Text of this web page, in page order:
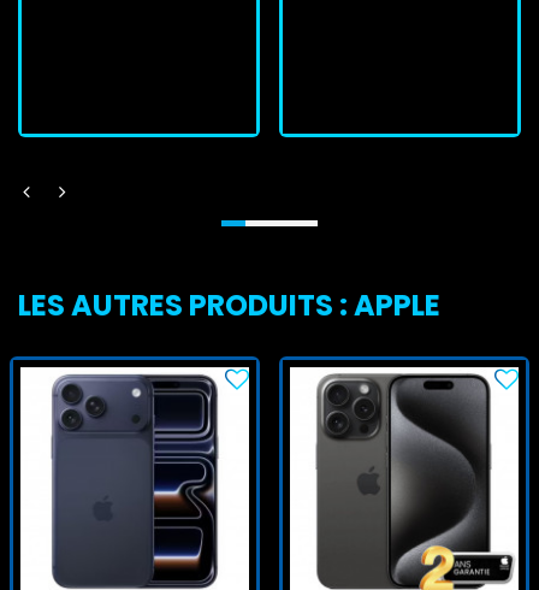
LES AUTRES PRODUITS : APPLE